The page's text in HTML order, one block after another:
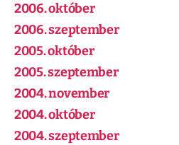
2006. október
2006. szeptember
2005. október
2005. szeptember
2004. november
2004. október
2004. szeptember